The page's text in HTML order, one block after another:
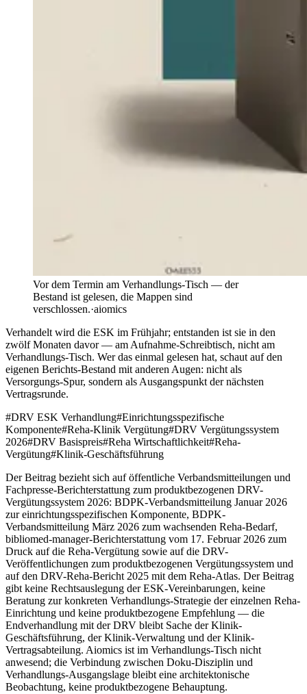
Vor dem Termin am Verhandlungs-Tisch — der
Bestand ist gelesen, die Mappen sind
verschlossen.·aiomics
Verhandelt wird die ESK im Frühjahr; entstanden ist sie in den
zwölf Monaten davor — am Aufnahme-Schreibtisch, nicht am
Verhandlungs-Tisch. Wer das einmal gelesen hat, schaut auf den
eigenen Berichts-Bestand mit anderen Augen: nicht als
Versorgungs-Spur, sondern als Ausgangspunkt der nächsten
Vertragsrunde.
#DRV ESK Verhandlung#Einrichtungsspezifische
Komponente#Reha-Klinik Vergütung#DRV Vergütungssystem
2026#DRV Basispreis#Reha Wirtschaftlichkeit#Reha-
Vergütung#Klinik-Geschäftsführung
Der Beitrag bezieht sich auf öffentliche Verbandsmitteilungen und
Fachpresse-Berichterstattung zum produktbezogenen DRV-
Vergütungssystem 2026: BDPK-Verbandsmitteilung Januar 2026
zur einrichtungsspezifischen Komponente, BDPK-
Verbandsmitteilung März 2026 zum wachsenden Reha-Bedarf,
bibliomed-manager-Berichterstattung vom 17. Februar 2026 zum
Druck auf die Reha-Vergütung sowie auf die DRV-
Veröffentlichungen zum produktbezogenen Vergütungssystem und
auf den DRV-Reha-Bericht 2025 mit dem Reha-Atlas. Der Beitrag
gibt keine Rechtsauslegung der ESK-Vereinbarungen, keine
Beratung zur konkreten Verhandlungs-Strategie der einzelnen Reha-
Einrichtung und keine produktbezogene Empfehlung — die
Endverhandlung mit der DRV bleibt Sache der Klinik-
Geschäftsführung, der Klinik-Verwaltung und der Klinik-
Vertragsabteilung. Aiomics ist im Verhandlungs-Tisch nicht
anwesend; die Verbindung zwischen Doku-Disziplin und
Verhandlungs-Ausgangslage bleibt eine architektonische
Beobachtung, keine produktbezogene Behauptung.